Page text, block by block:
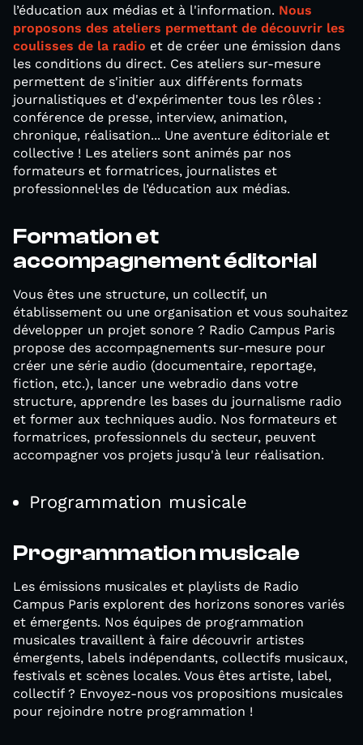
l’éducation aux médias et à l'information. Nous
proposons des ateliers permettant de découvrir les
coulisses de la radio et de créer une émission dans
les conditions du direct. Ces ateliers sur-mesure
permettent de s'initier aux différents formats
journalistiques et d'expérimenter tous les rôles :
conférence de presse, interview, animation,
chronique, réalisation... Une aventure éditoriale et
collective ! Les ateliers sont animés par nos
formateurs et formatrices, journalistes et
professionnel·les de l’éducation aux médias.
Formation et
accompagnement éditorial
Vous êtes une structure, un collectif, un
établissement ou une organisation et vous souhaitez
développer un projet sonore ? Radio Campus Paris
propose des accompagnements sur-mesure pour
créer une série audio (documentaire, reportage,
fiction, etc.), lancer une webradio dans votre
structure, apprendre les bases du journalisme radio
et former aux techniques audio. Nos formateurs et
formatrices, professionnels du secteur, peuvent
accompagner vos projets jusqu'à leur réalisation.
Programmation musicale
Programmation musicale
Les émissions musicales et playlists de Radio
Campus Paris explorent des horizons sonores variés
et émergents. Nos équipes de programmation
musicales travaillent à faire découvrir artistes
émergents, labels indépendants, collectifs musicaux,
festivals et scènes locales. Vous êtes artiste, label,
collectif ? Envoyez-nous vos propositions musicales
pour rejoindre notre programmation !